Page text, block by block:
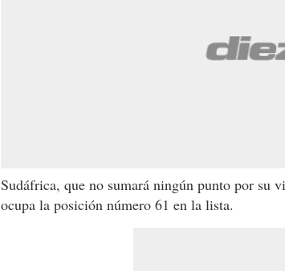
Sudáfrica, que no sumará ningún punto por su
ocupa la posición número 61 en la lista.